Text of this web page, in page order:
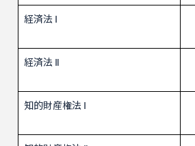
経済法 Ⅰ
経済法 Ⅱ
知的財産権法 Ⅰ